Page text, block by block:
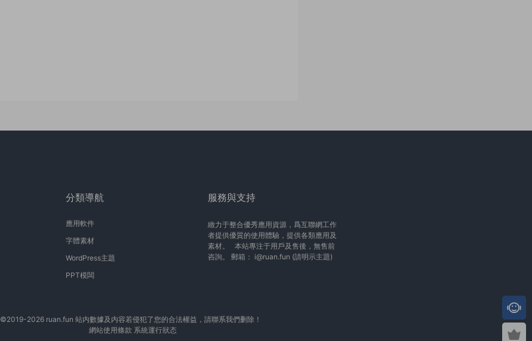
分類導航
應用軟件
字體素材
WordPress主題
PPT模闆
服務與支持
緻力于整合優秀應用資源，爲互聯網工作
者提供優質的使用體驗，提供各類應用及
素材。 本站專注于用戶及售後，無售前
咨詢。 郵箱： i@ruan.fun (請明示主題)
©2019-2026 ruan.fun 站内數據及内容若侵犯了您的合法權益，請聯系我們删除！
網站使用條款 系統運行狀态